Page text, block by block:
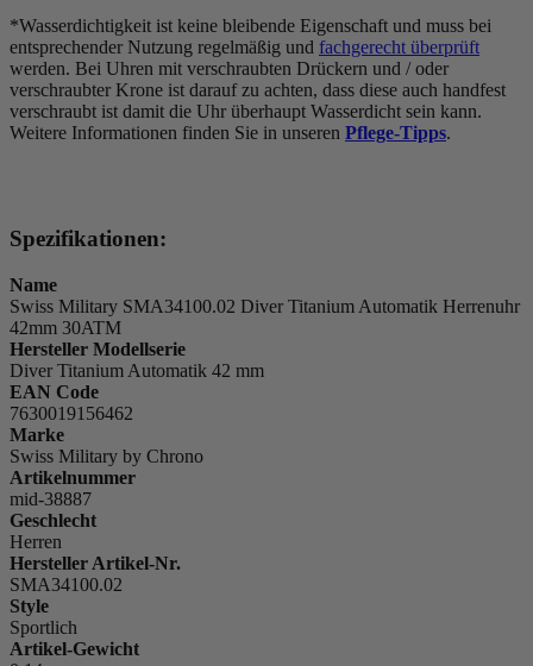
*Wasserdichtigkeit ist keine bleibende Eigenschaft und muss bei
entsprechender Nutzung regelmäßig und fachgerecht überprüft
werden. Bei Uhren mit verschraubten Drückern und / oder
verschraubter Krone ist darauf zu achten, dass diese auch handfest
verschraubt ist damit die Uhr überhaupt Wasserdicht sein kann.
Weitere Informationen finden Sie in unseren Pflege-Tipps.
Spezifikationen:
Name
Swiss Military SMA34100.02 Diver Titanium Automatik Herrenuhr
42mm 30ATM
Hersteller Modellserie
Diver Titanium Automatik 42 mm
EAN Code
7630019156462
Marke
Swiss Military by Chrono
Artikelnummer
mid-38887
Geschlecht
Herren
Hersteller Artikel-Nr.
SMA34100.02
Style
Sportlich
Artikel-Gewicht